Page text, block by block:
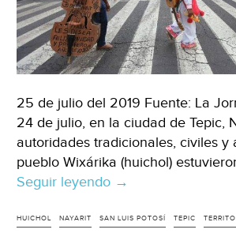
25 de julio del 2019 Fuente: La
24 de julio, en la ciudad de Tepic,
autoridades tradicionales, civiles y
pueblo Wixárika (huichol)
Seguir leyendo Tepic:
desistiremos
→
HUICHOL NAYARIT SAN LUIS POTOSÍ TEPIC